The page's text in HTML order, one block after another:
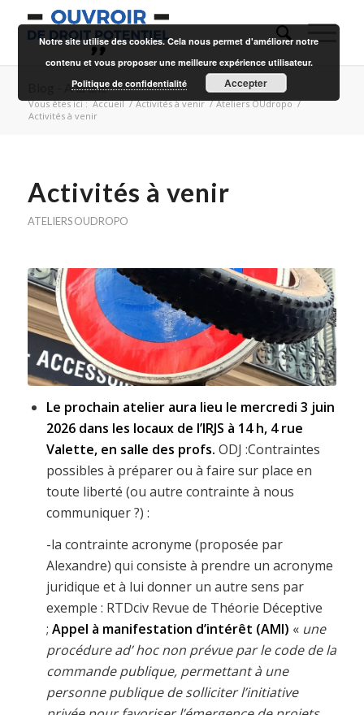
Blog - A la une
Vous êtes ici : Accueil / Activités à venir / Ateliers OUdropo /
Activités à venir
Activités à venir
ATELIERS OUDROPO
Le prochain atelier aura lieu le mercredi 3 juin
2026 dans les locaux de l’IRJS à 14 h, 4 rue
Valette, en salle des profs. ODJ :Contraintes
possibles à préparer ou à faire sur place en
toute liberté (ou autre contrainte à nous
communiquer ?) :
-la contrainte acronyme (proposée par
Alexandre) qui consiste à prendre un acronyme
juridique et à lui donner un autre sens par
exemple : RTDciv Revue de Théorie Déceptive
; Appel à manifestation d’intérêt (AMI) « une
procédure ad’ hoc non prévue par le code de la
commande publique, permettant à une
personne publique de solliciter l’initiative
Notre site utilise des cookies. Cela nous permet d'améliorer notre
contenu et vous proposer une meilleure expérience utilisateur.
Politique de confidentialité
Accepter